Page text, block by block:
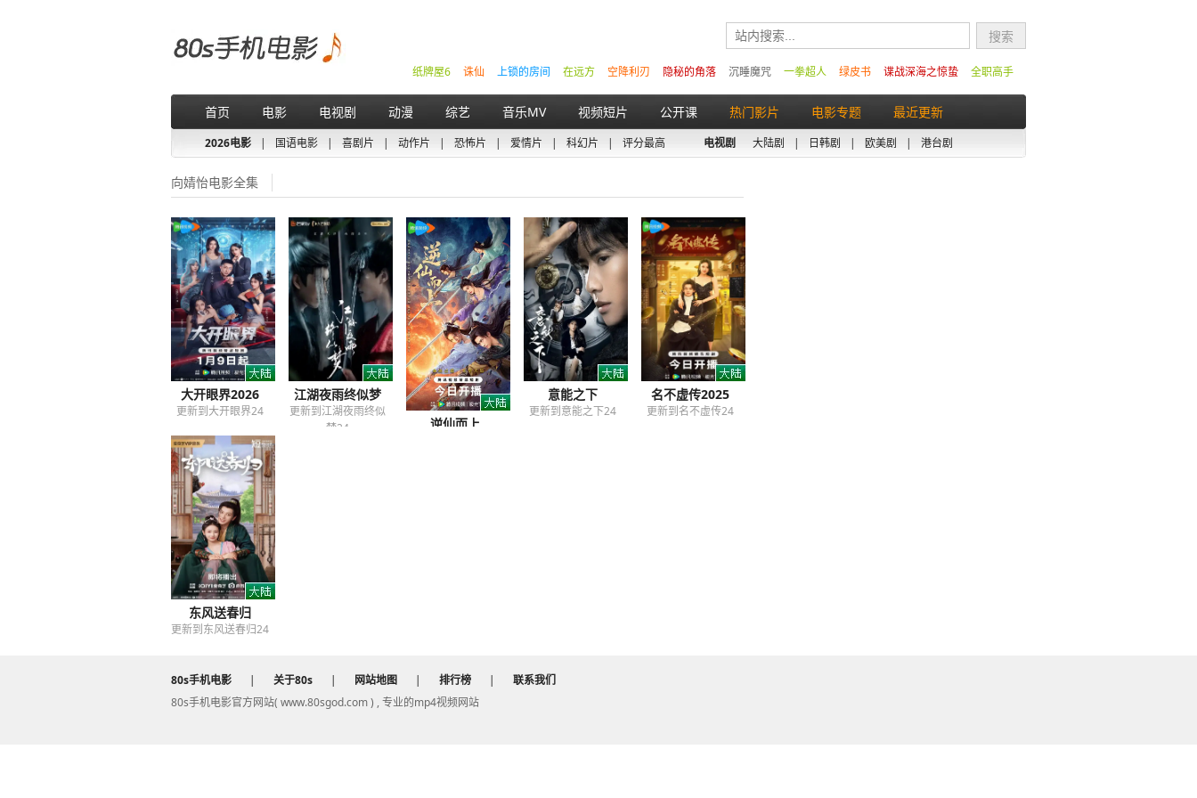
全职高手
谍战深海之惊蛰
绿皮书
一拳超人
沉睡魔咒
隐秘的角落
空降利刃
在远方
上锁的房间
诛仙
纸牌屋6
首页 电影 电视剧 动漫 综艺 音乐MV 视频短片 公开课 热门影片 电影专题 最近更新
2026电影 | 国语电影 | 喜剧片 | 动作片 | 恐怖片 | 爱情片 | 科幻片 | 评分最高 电视剧 大陆剧 | 日韩剧 | 欧美剧 | 港台剧
向婧怡电影全集
大开眼界2026
更新到大开眼界24
江湖夜雨终似梦
更新到江湖夜雨终似
梦24
逆仙而上
意能之下
更新到意能之下24
名不虚传2025
更新到名不虚传24
东风送春归
更新到东风送春归24
80s手机电影 | 关于80s | 网站地图 | 排行榜 |
联系我们
80s手机电影官方网站( www.80sgod.com ) , 专业的mp4视频网站